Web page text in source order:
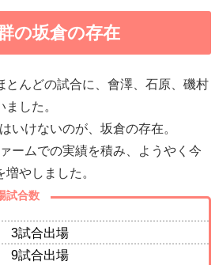
の坂倉の存在
とんどの試合に、會澤、石原、磯村
した。
いけないのが、坂倉の存在。
ームでの実績を積み、ようやく今
やしました。
試合数
試合出場
試合出場